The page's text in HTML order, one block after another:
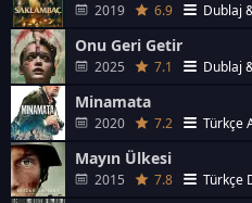
2019 6.9 Dublaj
Onu Geri Getir
2025 7.1 Dublaj
Minamata
2020 7.2 Türkçe
Mayın Ülkesi
2015 7.8 Türkçe